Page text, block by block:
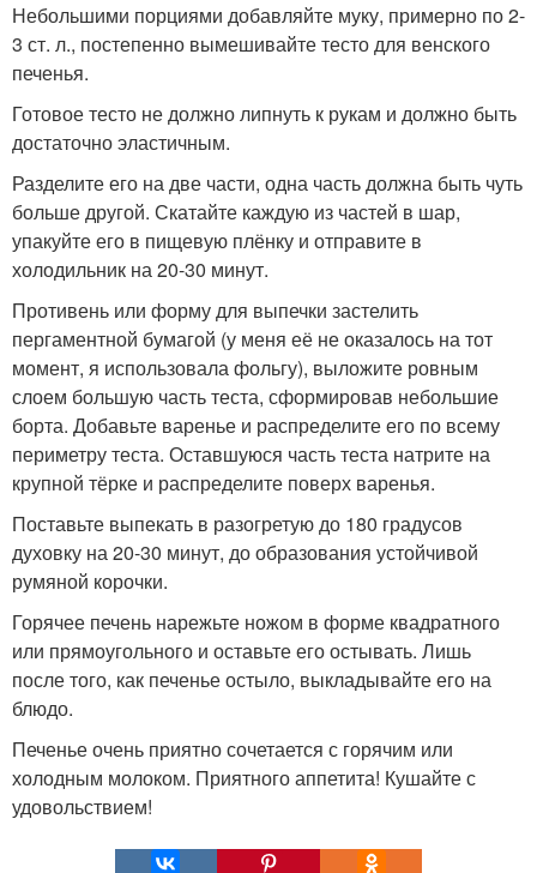
Небольшими порциями добавляйте муку, примерно по 2-
3 ст. л., постепенно вымешивайте тесто для венского
печенья.
Готовое тесто не должно липнуть к рукам и должно быть
достаточно эластичным.
Разделите его на две части, одна часть должна быть чуть
больше другой. Скатайте каждую из частей в шар,
упакуйте его в пищевую плёнку и отправите в
холодильник на 20-30 минут.
Противень или форму для выпечки застелить
пергаментной бумагой (у меня её не оказалось на тот
момент, я использовала фольгу), выложите ровным
слоем большую часть теста, сформировав небольшие
борта. Добавьте варенье и распределите его по всему
периметру теста. Оставшуюся часть теста натрите на
крупной тёрке и распределите поверх варенья.
Поставьте выпекать в разогретую до 180 градусов
духовку на 20-30 минут, до образования устойчивой
румяной корочки.
Горячее печень нарежьте ножом в форме квадратного
или прямоугольного и оставьте его остывать. Лишь
после того, как печенье остыло, выкладывайте его на
блюдо.
Печенье очень приятно сочетается с горячим или
холодным молоком. Приятного аппетита! Кушайте с
удовольствием!